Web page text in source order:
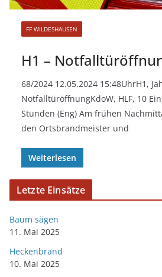
FF WILDESHAUSEN
H1 –
68/2024 12.05.2024 15:48UhrH1,
NotfalltüröffnungKdoW, HLF, 10
Stunden (Eng) Am frühen
den Ortsbrandmeister und
Weiterlesen
Letzte Einsätze
Baum sägen
11. Mai 2025
Heckenbrand
10. Mai 2025